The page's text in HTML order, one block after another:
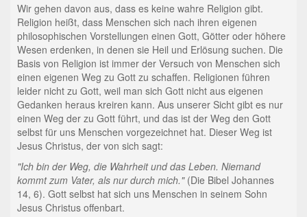
Wir gehen davon aus, dass es keine wahre Religion gibt.
Religion heißt, dass Menschen sich nach ihren eigenen
philosophischen Vorstellungen einen Gott, Götter oder höhere
Wesen erdenken, in denen sie Heil und Erlösung suchen. Die
Basis von Religion ist immer der Versuch von Menschen sich
einen eigenen Weg zu Gott zu schaffen. Religionen führen
leider nicht zu Gott, weil man sich Gott nicht aus eigenen
Gedanken heraus kreiren kann. Aus unserer Sicht gibt es nur
einen Weg der zu Gott führt, und das ist der Weg den Gott
selbst für uns Menschen vorgezeichnet hat. Dieser Weg ist
Jesus Christus, der von sich sagt:
"Ich bin der Weg, die Wahrheit und das Leben. Niemand
kommt zum Vater, als nur durch mich."(Die Bibel Johannes
14, 6). Gott selbst hat sich uns Menschen in seinem Sohn
Jesus Christus offenbart.